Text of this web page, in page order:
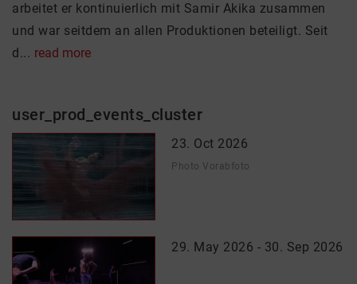
arbeitet er kontinuierlich mit Samir Akika zusammen
und war seitdem an allen Produktionen beteiligt. Seit
d... read more
user_prod_events_cluster
23. Oct 2026
Photo Vorabfoto
29. May 2026 - 30. Sep 2026